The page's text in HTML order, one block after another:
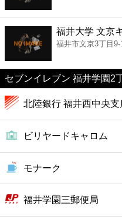
ファーストフード
カフェ
ショッピング
ホテル
福井大学 文京
福井市文京3丁目
セブンイレブン 福井学園2
北陸銀行 福井西中央支
ビリヤードキャロム
モナーク
福井学園三郵便局